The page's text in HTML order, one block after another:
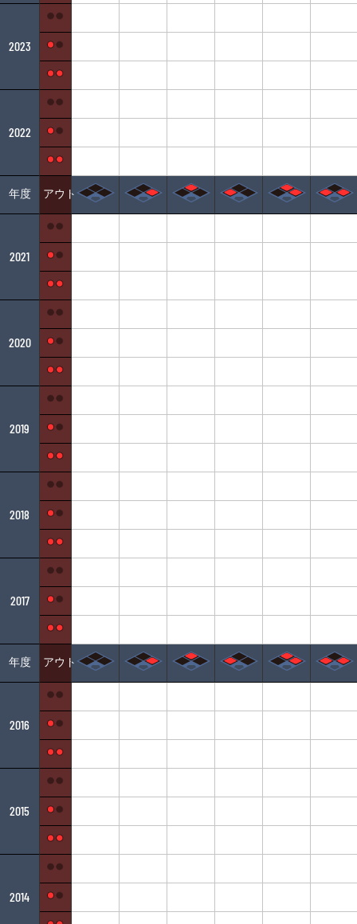
2023
2022
年度 アウト
2021
2020
2019
2018
2017
年度 アウト
2016
2015
2014